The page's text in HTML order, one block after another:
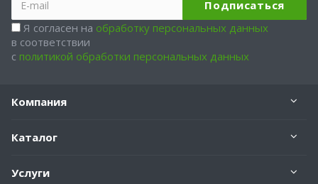
Я согласен на обработку персональных данных
в соответствии
с политикой обработки персональных данных
Компания
Каталог
Услуги